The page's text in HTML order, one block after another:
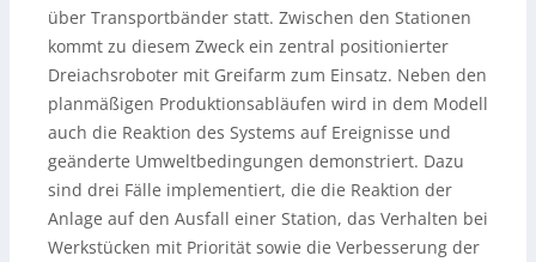
über Transportbänder statt. Zwischen den Stationen
kommt zu diesem Zweck ein zentral positionierter
Dreiachsroboter mit Greifarm zum Einsatz. Neben den
planmäßigen Produktionsabläufen wird in dem Modell
auch die Reaktion des Systems auf Ereignisse und
geänderte Umweltbedingungen demonstriert. Dazu
sind drei Fälle implementiert, die die Reaktion der
Anlage auf den Ausfall einer Station, das Verhalten bei
Werkstücken mit Priorität sowie die Verbesserung der